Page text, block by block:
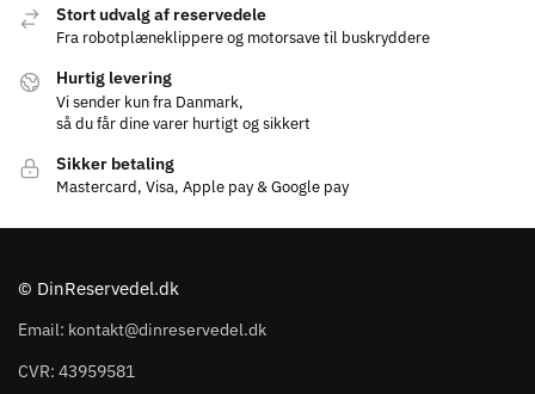
Stort udvalg af reservedele
Fra robotplæneklippere og motorsave til buskryddere
Hurtig levering
Vi sender kun fra Danmark,
så du får dine varer hurtigt og sikkert
Sikker betaling
Mastercard, Visa, Apple pay & Google pay
© DinReservedel.dk
Email: kontakt@dinreservedel.dk
CVR: 43959581